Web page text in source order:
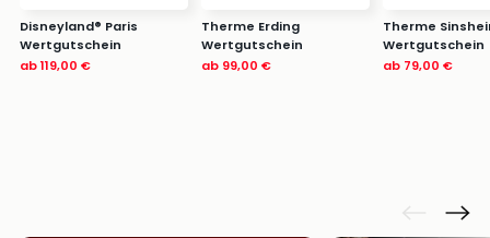
Disneyland® Paris
Wertgutschein
ab119,00 €
Therme Erding
Wertgutschein
ab 99,00 €
Therme
Wertgutschein
ab 79,00 €